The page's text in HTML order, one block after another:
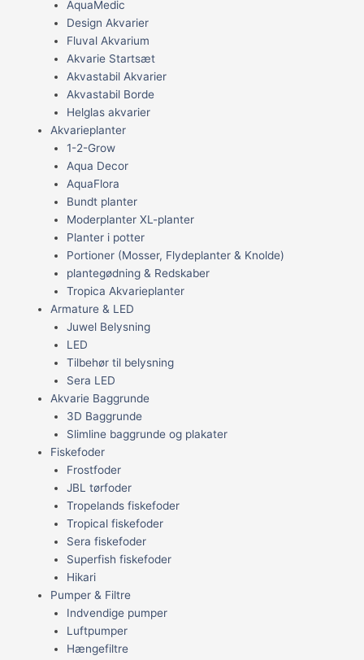
AquaMedic
Design Akvarier
Fluval Akvarium
Akvarie Startsæt
Akvastabil Akvarier
Akvastabil Borde
Helglas akvarier
Akvarieplanter
1-2-Grow
Aqua Decor
AquaFlora
Bundt planter
Moderplanter XL-planter
Planter i potter
Portioner (Mosser, Flydeplanter & Knolde)
plantegødning & Redskaber
Tropica Akvarieplanter
Armature & LED
Juwel Belysning
LED
Tilbehør til belysning
Sera LED
Akvarie Baggrunde
3D Baggrunde
Slimline baggrunde og plakater
Fiskefoder
Frostfoder
JBL tørfoder
Tropelands fiskefoder
Tropical fiskefoder
Sera fiskefoder
Superfish fiskefoder
Hikari
Pumper & Filtre
Indvendige pumper
Luftpumper
Hængefiltre